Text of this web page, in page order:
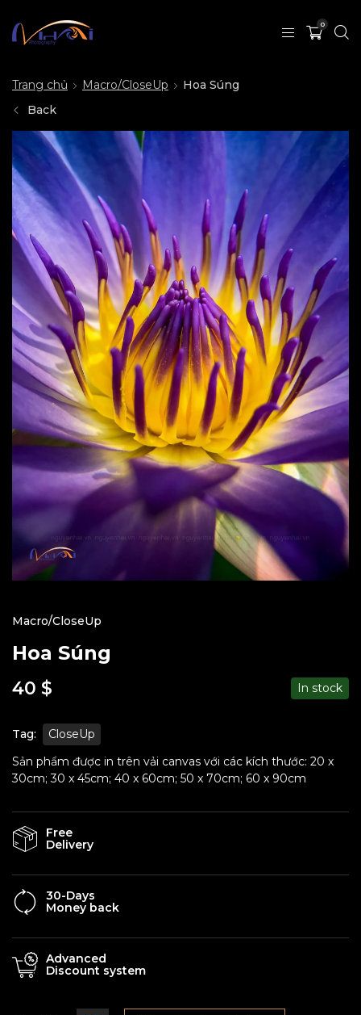
0
Trang chủ Macro/CloseUp
Hoa Súng
Back
Macro/CloseUp
Hoa Súng
40 $ In stock
Tag:
CloseUp
Sản phẩm được in trên vải canvas với các kích thước: 20 x
30cm; 30 x 45cm; 40 x 60cm; 50 x 70cm; 60 x 90cm
Free
Delivery
30-Days
Money back
Advanced
Discount system